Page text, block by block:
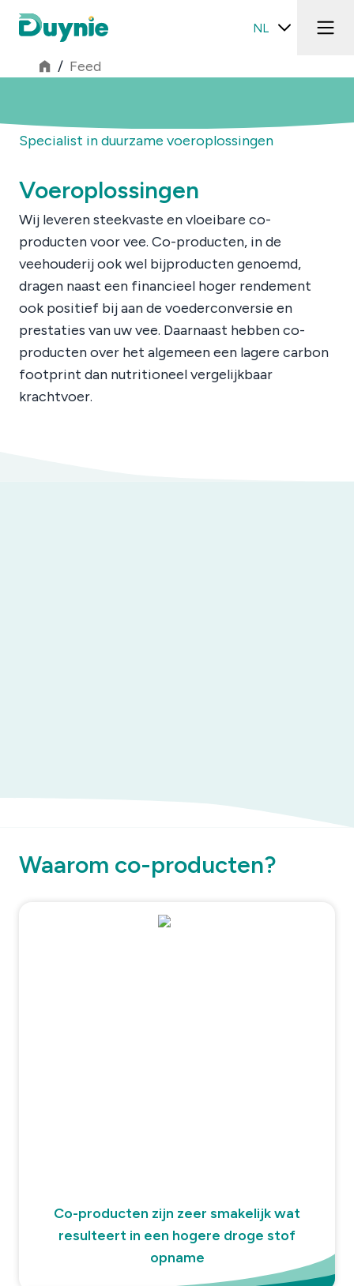
NL
/ Feed
Specialist in duurzame voeroplossingen
Voeroplossingen
Wij leveren steekvaste en vloeibare co-
producten voor vee. Co-producten, in de
veehouderij ook wel bijproducten genoemd,
dragen naast een financieel hoger rendement
ook positief bij aan de voederconversie en
prestaties van uw vee. Daarnaast hebben co-
producten over het algemeen een lagere carbon
footprint dan nutritioneel vergelijkbaar
krachtvoer.
Waarom co-producten?
Co-producten zijn zeer smakelijk wat
resulteert in een hogere droge stof
opname